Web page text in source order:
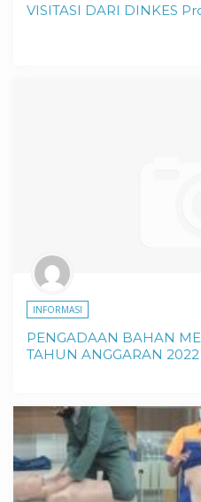
VISITASI DARI DINKES
INFORMASI
PENGADAAN BAHAN
TAHUN ANGGARAN